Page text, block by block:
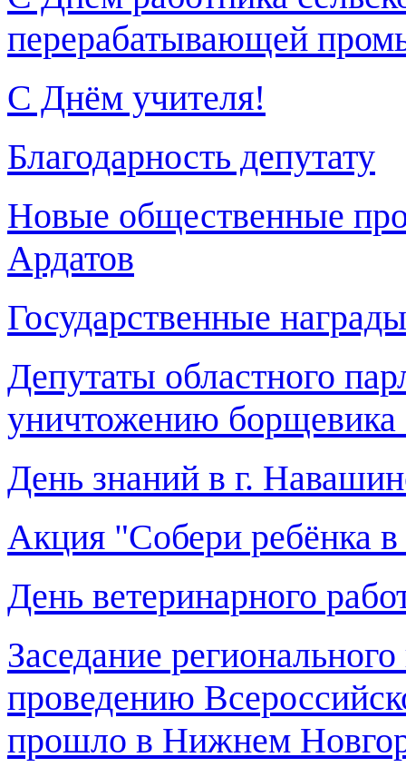
перерабатывающей
С Днём учителя!
Благодарность депутату
Новые общественные
Ардатов
Государственные
Депутаты областного
уничтожению борщевика
День знаний в г.
Акция "Собери ребёнка
День ветеринарного
Заседание
проведению
прошло в Нижнем